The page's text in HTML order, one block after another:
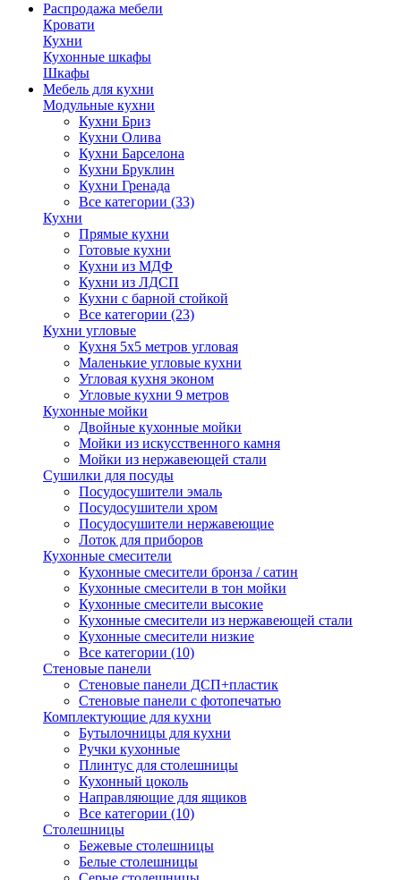
Распродажа мебели
Кровати
Кухни
Кухонные шкафы
Шкафы
Мебель для кухни
Модульные кухни
Кухни Бриз
Кухни Олива
Кухни Барселона
Кухни Бруклин
Кухни Гренада
Все категории (33)
Кухни
Прямые кухни
Готовые кухни
Кухни из МДФ
Кухни из ЛДСП
Кухни с барной стойкой
Все категории (23)
Кухни угловые
Кухня 5х5 метров угловая
Маленькие угловые кухни
Угловая кухня эконом
Угловые кухни 9 метров
Кухонные мойки
Двойные кухонные мойки
Мойки из искусственного камня
Мойки из нержавеющей стали
Сушилки для посуды
Посудосушители эмаль
Посудосушители хром
Посудосушители нержавеющие
Лоток для приборов
Кухонные смесители
Кухонные смесители бронза / сатин
Кухонные смесители в тон мойки
Кухонные смесители высокие
Кухонные смесители из нержавеющей стали
Кухонные смесители низкие
Все категории (10)
Стеновые панели
Стеновые панели ДСП+пластик
Стеновые панели с фотопечатью
Комплектующие для кухни
Бутылочницы для кухни
Ручки кухонные
Плинтус для столешницы
Кухонный цоколь
Направляющие для ящиков
Все категории (10)
Столешницы
Бежевые столешницы
Белые столешницы